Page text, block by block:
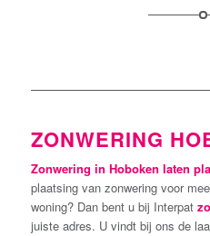
ZONWERING
Zonwering in Hoboken laten
plaatsing van zonwering voor
woning? Dan bent u bij Interpat
juiste adres. U vindt bij ons de